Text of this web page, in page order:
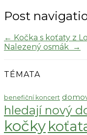
Post
← Kočka s koťaty z
Nalezený osmák →
TÉMATA
benefiční koncert
hledají nový
kočky